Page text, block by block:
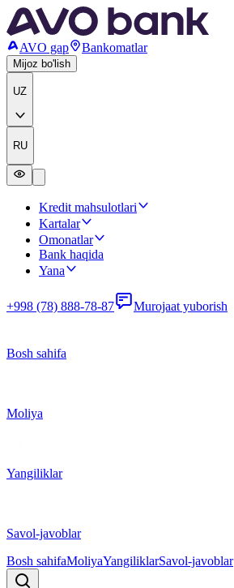
AVO gap Bankomatlar
Mijoz bo'lish
UZ
RU
Kredit mahsulotlari
Kartalar
Omonatlar
Bank haqida
Yana
+998 (78) 888-78-87 Murojaat yuborish
Bosh sahifa
Moliya
Yangiliklar
Savol-javoblar
Bosh sahifaMoliyaYangiliklarSavol-javoblar